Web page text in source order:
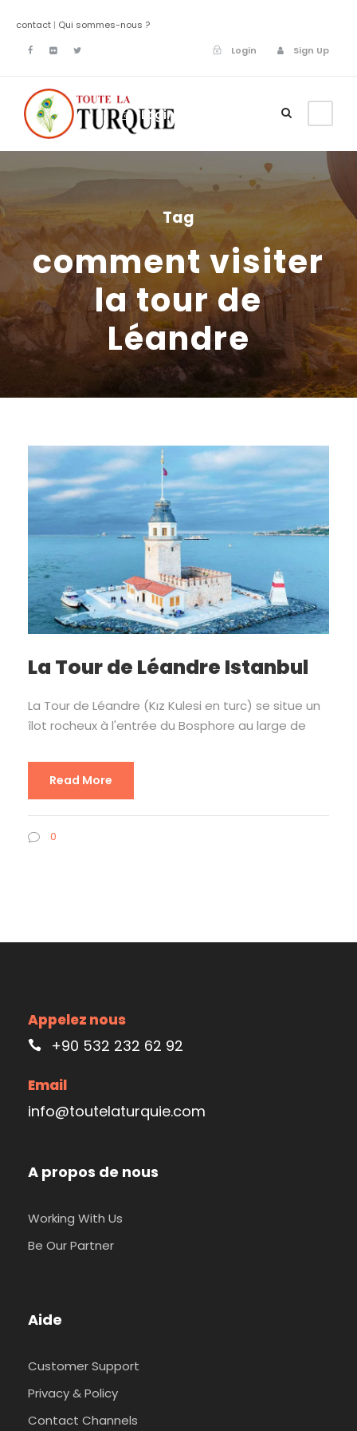
contact | Qui sommes-nous ?
Login
Sign Up
Login
Tag
comment visiter
la tour de
Léandre
La Tour de Léandre Istanbul
La Tour de Léandre (Kız Kulesi en turc) se situe un
îlot rocheux à l'entrée du Bosphore au large de
Read More
0
Appelez nous
+90 532 232 62 92
Email
info@toutelaturquie.com
A propos de nous
Working With Us
Be Our Partner
Aide
Customer Support
Privacy & Policy
Contact Channels